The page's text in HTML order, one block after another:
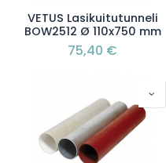
VETUS Lasikuitutunneli
BOW2512 Ø 110x750 mm
75,40 €